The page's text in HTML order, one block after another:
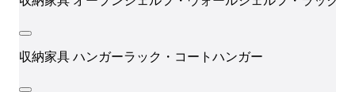
収納家具 ハンガーラック・コートハンガー